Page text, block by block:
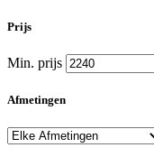
Prijs
Min. prijs
Afmetingen